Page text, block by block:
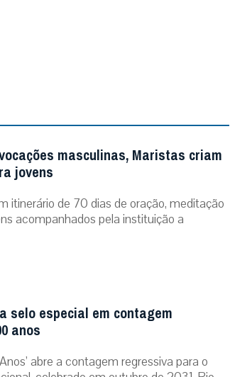
masculinas, Maristas criam
jovens
itinerário de 70 dias de oração, meditação
acompanhados pela instituição a
selo especial em contagem
anos
abre a contagem regressiva para o